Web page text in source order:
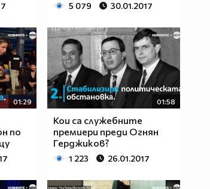
5 079 30.01.2017
01:29
по
01:58
Кои са служебните
премиери преди Огнян
Герджиков?
1 223 26.01.2017